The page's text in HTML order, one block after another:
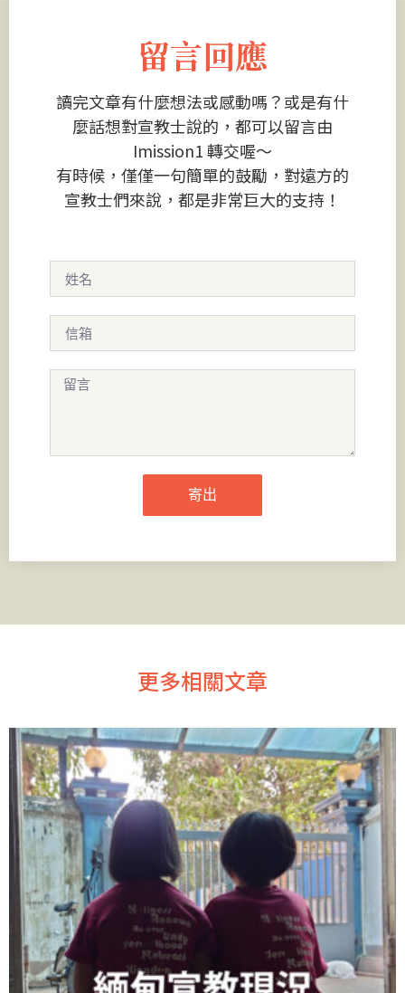
留言回應
讀完文章有什麼想法或感動嗎？或是有什
麼話想對宣教士說的，都可以留言由
Imission1 轉交喔～
有時候，僅僅一句簡單的鼓勵，對遠方的
宣教士們來說，都是非常巨大的支持！
寄出
更多相關文章